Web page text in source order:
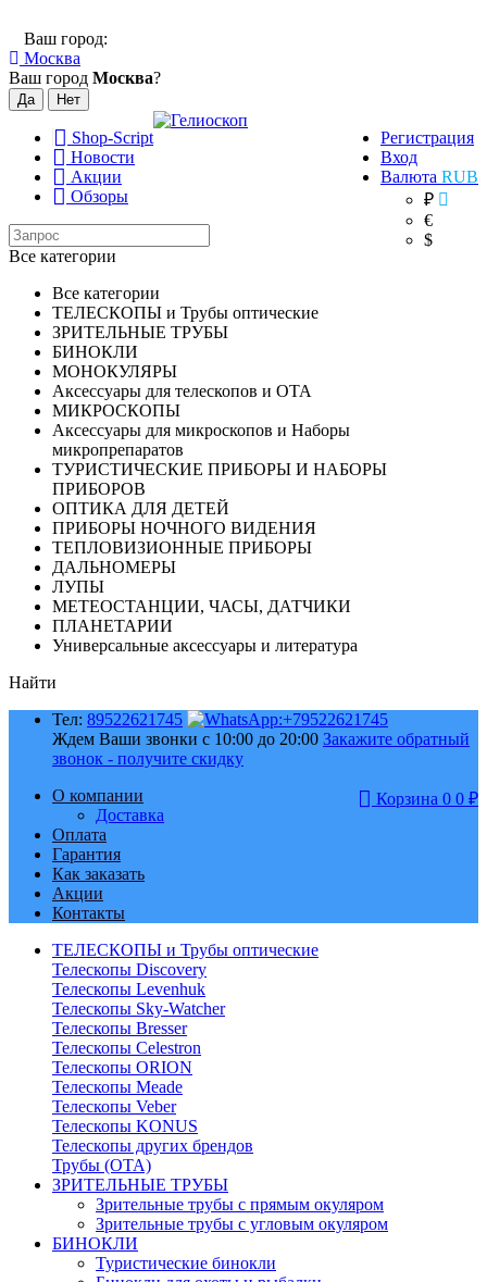
Ваш город:
Москва
Ваш город Москва?
Shop-Script
Новости
Акции
Обзоры
Регистрация
Вход
Валюта RUB
₽
€
$
Все категории
Все категории
ТЕЛЕСКОПЫ и Трубы оптические
ЗРИТЕЛЬНЫЕ ТРУБЫ
БИНОКЛИ
МОНОКУЛЯРЫ
Аксессуары для телескопов и ОТА
МИКРОСКОПЫ
Аксессуары для микроскопов и Наборы
микропрепаратов
ТУРИСТИЧЕСКИЕ ПРИБОРЫ И НАБОРЫ
ПРИБОРОВ
ОПТИКА ДЛЯ ДЕТЕЙ
ПРИБОРЫ НОЧНОГО ВИДЕНИЯ
ТЕПЛОВИЗИОННЫЕ ПРИБОРЫ
ДАЛЬНОМЕРЫ
ЛУПЫ
МЕТЕОСТАНЦИИ, ЧАСЫ, ДАТЧИКИ
ПЛАНЕТАРИИ
Универсальные аксессуары и литература
Найти
Тел: 89522621745
Ждем Ваши звонки с 10:00 до 20:00 Закажите обратный
звонок - получите скидку
Корзина 0 0 ₽
О компании
Доставка
Оплата
Гарантия
Как заказать
Акции
Контакты
ТЕЛЕСКОПЫ и Трубы оптические
Телескопы Discovery
Телескопы Levenhuk
Телескопы Sky-Watcher
Телескопы Bresser
Телескопы Celestron
Телескопы ORION
Телескопы Meade
Телескопы Veber
Телескопы KONUS
Телескопы других брендов
Трубы (ОТА)
ЗРИТЕЛЬНЫЕ ТРУБЫ
Зрительные трубы с прямым окуляром
Зрительные трубы с угловым окуляром
БИНОКЛИ
Туристические бинокли